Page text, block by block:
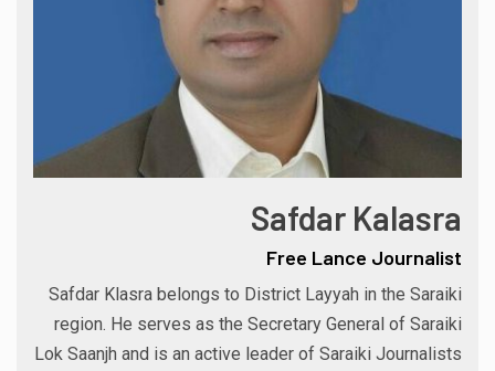
Safdar Kalasra
Free Lance Journalist
Safdar Klasra belongs to District Layyah in the Saraiki
region. He serves as the Secretary General of Saraiki
Lok Saanjh and is an active leader of Saraiki Journalists